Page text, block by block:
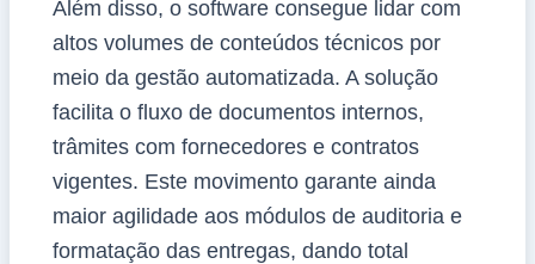
Além disso, o software consegue lidar com
altos volumes de conteúdos técnicos por
meio da gestão automatizada. A solução
facilita o fluxo de documentos internos,
trâmites com fornecedores e contratos
vigentes. Este movimento garante ainda
maior agilidade aos módulos de auditoria e
formatação das entregas, dando total